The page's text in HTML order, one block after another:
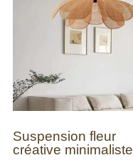
Suspension fleur
créative minimaliste